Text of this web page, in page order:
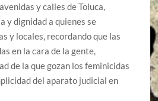
y calles de Toluca,
y dignidad a quienes se
y locales, recordando que las
en la cara de la gente,
de la que gozan los feminicidas
del aparato judicial en